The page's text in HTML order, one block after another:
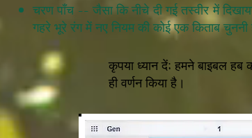
चरण पाँच -- जैसा कि नीचे दी गई तस्वीर में
गहरे भूरे रंग में नए नियम की कोई एक किताब
कृपया ध्यान दें: हमने बाइबल
ही वर्णन किया है।